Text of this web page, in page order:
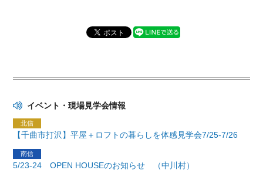
イベント・現場見学会情報
【千曲市打沢】平屋＋ロフトの暮らしを体感見学会7/25-7/26
5/23-24 OPEN HOUSEのお知らせ （中川村）